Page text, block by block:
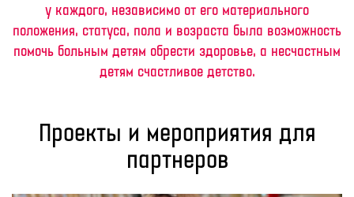
у каждого, независимо от его материального
положения, статуса, пола и возраста была возможность
помочь больным детям обрести здоровье, а несчастным
детям счастливое детство.
Проекты и мероприятия для
партнеров